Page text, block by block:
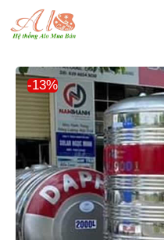
-13%